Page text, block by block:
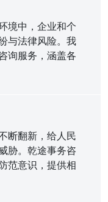
境中，企业和个
与法律风险。我
询服务，涵盖各
断翻新，给人民
胁。乾途事务咨
范意识，提供相